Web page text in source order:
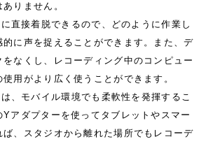
りません。
直接着脱できるので、どのように作業し
に声を捉えることができます。また、デ
なくし、レコーディング中のコンピュー
用がより広く使うことができます。
、モバイル環境でも柔軟性を発揮するこ
Yアダプターを使ってタブレットやスマー
ば、スタジオから離れた場所でもレコーデ